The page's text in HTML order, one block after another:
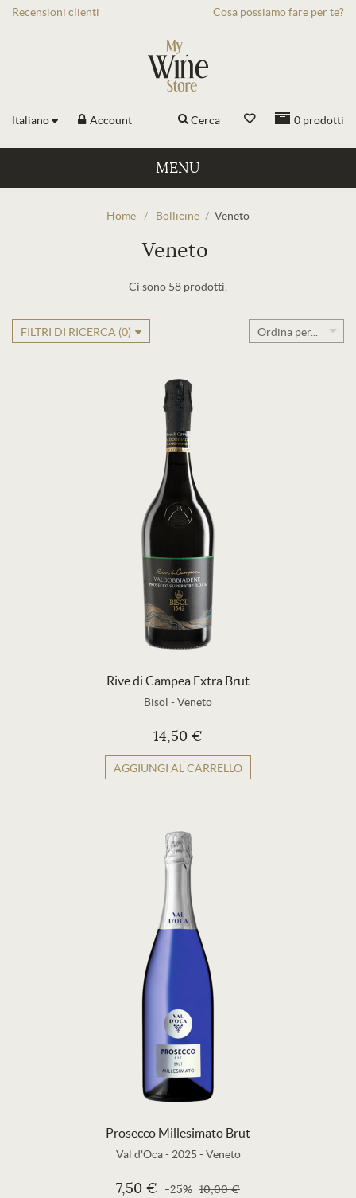
Recensioni clienti Cosa possiamo fare per te?
Italiano Account 0 prodotti
Cerca
MENU
Home / Bollicine / Veneto
Veneto
Ci sono 58 prodotti.
FILTRI DI RICERCA (0) Ordina per...
Rive di Campea Extra Brut
Bisol -Veneto
14,50 €
AGGIUNGI AL CARRELLO
Prosecco Millesimato Brut
Val d'Oca - 2025 -Veneto
7,50 € -25% 10,00 €